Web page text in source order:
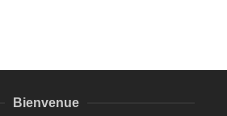
Bienvenue